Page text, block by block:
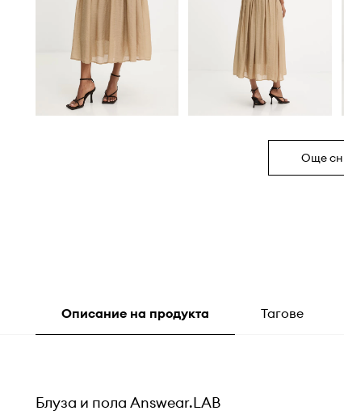
Още
Описание на продукта Тагове
Блуза и пола Answear.LAB